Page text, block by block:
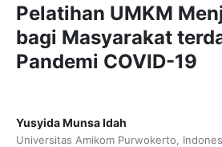
Pelatihan UMKM
bagi Masyarakat
Pandemi COVID-19
Yusyida Munsa Idah
Universitas Amikom Purwokerto,